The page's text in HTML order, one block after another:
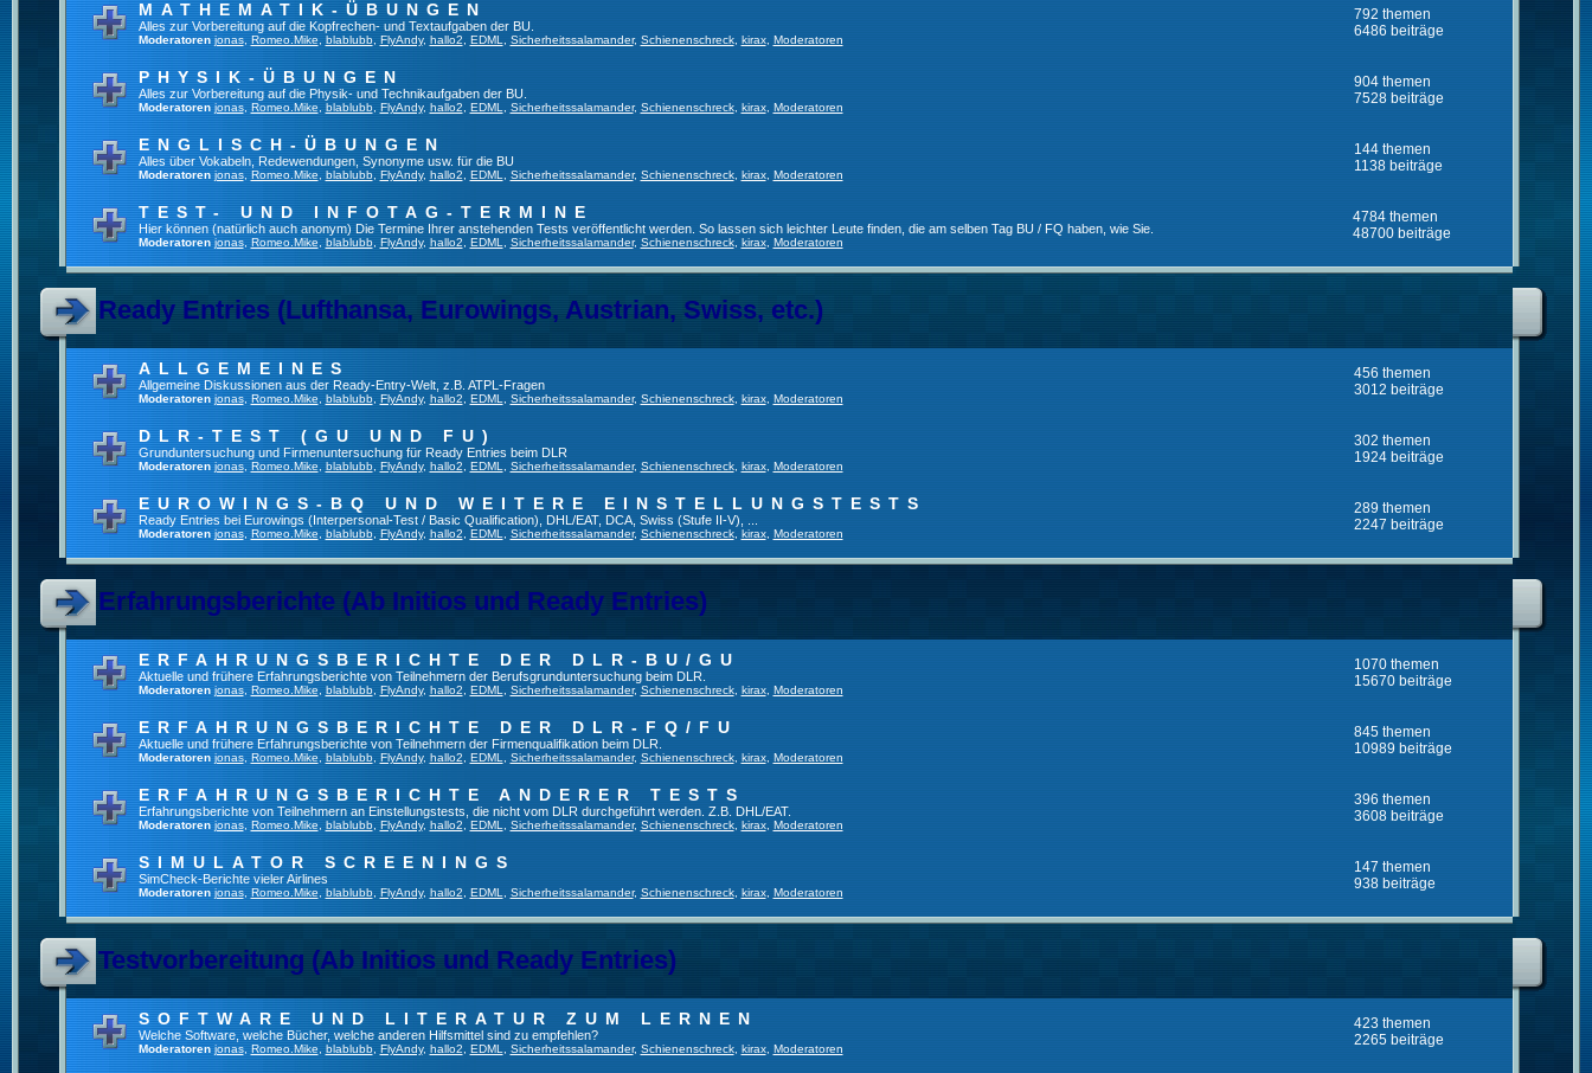
MATHEMATIK-ÜBUNGEN
Alles zur Vorbereitung auf die Kopfrechen- und Textaufgaben der BU.
Moderatoren jonas, Romeo.Mike, blablubb, FlyAndy, hallo2 EDML Sicherheitssalamander, Schienenschreck, kirax, Moderatoren
792 themen
6486 beiträge
PHYSIK-ÜBUNGEN
Alles zur Vorbereitung auf die Physik- und Technikaufgaben der BU.
Moderatoren jonas, Romeo.Mike blablubb, FlyAndy, hallo2 EDML Sicherheitssalamander, Schienenschreck, kirax, Moderatoren
904 themen
7528 beiträge
ENGLISCH-ÜBUNGEN
Alles über Vokabeln, Redewendungen, Synonyme usw. für die BU
Moderatoren jonas, Romeo.Mike, blablubb, FlyAndy, hallo2 EDML Sicherheitssalamander, Schienenschreck, kirax, Moderatoren
144 themen
1138 beiträge
TEST- UND INFOTAG-TERMINE
Hier können (natürlich auch anonym) Die Termine Ihrer anstehenden Tests veröffentlicht werden. So lassen sich leichter Leute finden, die am selben Tag BU / FQ haben, wie Sie.
Moderatoren jonas, Romeo.Mike blablubb, FlyAndy, hallo2 EDML Sicherheitssalamander, Schienenschreck, kirax, Moderatoren
4784 themen
48700 beiträge
Ready Entries (Lufthansa, Eurowings, Austrian, Swiss, etc.)
ALLGEMEINES
Allgemeine Diskussionen aus der Ready-Entry-Welt, z.B. ATPL-Fragen
Moderatoren jonas, Romeo.Mike blablubb, FlyAndy, hallo2 EDML Sicherheitssalamander, Schienenschreck, kirax, Moderatoren
456 themen
3012 beiträge
DLR-TEST (GU UND FU)
Grunduntersuchung und Firmenuntersuchung für Ready Entries beim DLR
Moderatoren jonas, Romeo.Mike, blablubb, FlyAndy, hallo2 EDML Sicherheitssalamander, Schienenschreck, kirax, Moderatoren
302 themen
1924 beiträge
EUROWINGS-BQ UND WEITERE EINSTELLUNGSTESTS
Ready Entries bei Eurowings (Interpersonal-Test / Basic Qualification), DHL/EAT, DCA, Swiss (Stufe II-V), ...
Moderatoren jonas, Romeo.Mike blablubb, FlyAndy, hallo2 EDML Sicherheitssalamander, Schienenschreck, kirax, Moderatoren
289 themen
2247 beiträge
Erfahrungsberichte (Ab Initios und Ready Entries)
ERFAHRUNGSBERICHTE DER DLR-BU/GU
Aktuelle und frühere Erfahrungsberichte von Teilnehmern der Berufsgrunduntersuchung beim DLR.
Moderatoren jonas, Romeo.Mike blablubb, FlyAndy, hallo2 EDML Sicherheitssalamander, Schienenschreck, kirax, Moderatoren
1070 themen
15670 beiträge
ERFAHRUNGSBERICHTE DER DLR-FQ/FU
Aktuelle und frühere Erfahrungsberichte von Teilnehmern der Firmenqualifikation beim DLR.
Moderatoren jonas, Romeo.Mike, blablubb, FlyAndy, hallo2 EDML Sicherheitssalamander, Schienenschreck, kirax, Moderatoren
845 themen
10989 beiträge
ERFAHRUNGSBERICHTE ANDERER TESTS
Erfahrungsberichte von Teilnehmern an Einstellungstests, die nicht vom DLR durchgeführt werden. Z.B. DHL/EAT.
Moderatoren jonas, Romeo.Mike blablubb, FlyAndy, hallo2 EDML Sicherheitssalamander, Schienenschreck, kirax, Moderatoren
396 themen
3608 beiträge
SIMULATOR SCREENINGS
SimCheck-Berichte vieler Airlines
Moderatoren jonas, Romeo.Mike, blablubb, FlyAndy, hallo2 EDML Sicherheitssalamander, Schienenschreck, kirax, Moderatoren
147 themen
938 beiträge
Testvorbereitung (Ab Initios und Ready Entries)
SOFTWARE UND LITERATUR ZUM LERNEN
Welche Software, welche Bücher, welche anderen Hilfsmittel sind zu empfehlen?
Moderatoren jonas, Romeo.Mike blablubb, FlyAndy, hallo2 EDML Sicherheitssalamander, Schienenschreck, kirax, Moderatoren
423 themen
2265 beiträge